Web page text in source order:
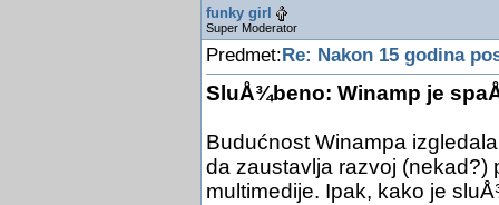
funky girl
Super Moderator
Predmet: Re: Nakon 15 godina
SluÅ¾beno: Winamp je
Budućnost Winampa
da zaustavlja razvoj (nekad?)
multimedije. Ipak, kako je